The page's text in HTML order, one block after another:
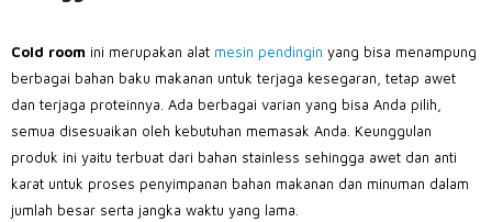
Cold room ini merupakan alat mesin pendingin yang bisa menampung
berbagai bahan baku makanan untuk terjaga kesegaran, tetap awet
dan terjaga proteinnya. Ada berbagai varian yang bisa Anda pilih,
semua disesuaikan oleh kebutuhan memasak Anda. Keunggulan
produk ini yaitu terbuat dari bahan stainless sehingga awet dan anti
karat untuk proses penyimpanan bahan makanan dan minuman dalam
jumlah besar serta jangka waktu yang lama.